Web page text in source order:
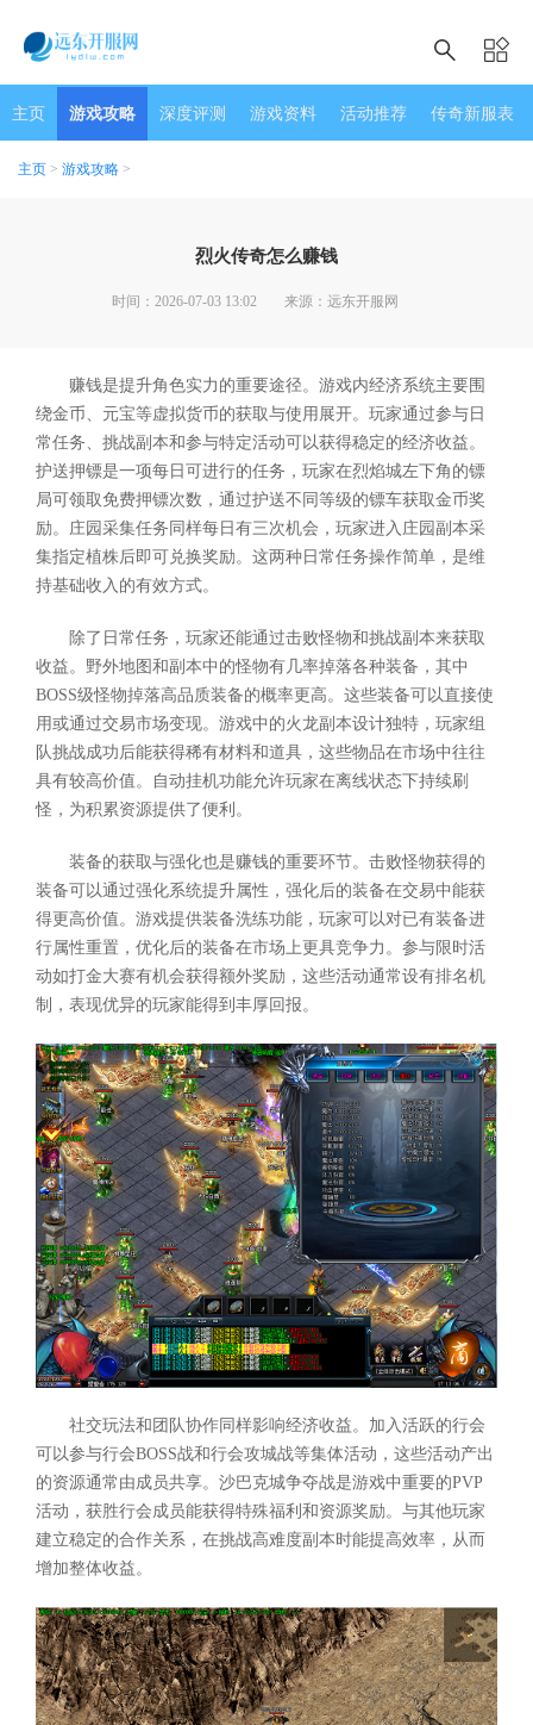
主页 游戏攻略 深度评测 游戏资料 活动推荐 传奇新服表
主页 > 游戏攻略 >
烈火传奇怎么赚钱
时间：2026-07-03 13:02 来源：远东开服网
赚钱是提升角色实力的重要途径。游戏内经济系统主要围
绕金币、元宝等虚拟货币的获取与使用展开。玩家通过参与日
常任务、挑战副本和参与特定活动可以获得稳定的经济收益。
护送押镖是一项每日可进行的任务，玩家在烈焰城左下角的镖
局可领取免费押镖次数，通过护送不同等级的镖车获取金币奖
励。庄园采集任务同样每日有三次机会，玩家进入庄园副本采
集指定植株后即可兑换奖励。这两种日常任务操作简单，是维
持基础收入的有效方式。
除了日常任务，玩家还能通过击败怪物和挑战副本来获取
收益。野外地图和副本中的怪物有几率掉落各种装备，其中
BOSS级怪物掉落高品质装备的概率更高。这些装备可以直接使
用或通过交易市场变现。游戏中的火龙副本设计独特，玩家组
队挑战成功后能获得稀有材料和道具，这些物品在市场中往往
具有较高价值。自动挂机功能允许玩家在离线状态下持续刷
怪，为积累资源提供了便利。
装备的获取与强化也是赚钱的重要环节。击败怪物获得的
装备可以通过强化系统提升属性，强化后的装备在交易中能获
得更高价值。游戏提供装备洗练功能，玩家可以对已有装备进
行属性重置，优化后的装备在市场上更具竞争力。参与限时活
动如打金大赛有机会获得额外奖励，这些活动通常设有排名机
制，表现优异的玩家能得到丰厚回报。
社交玩法和团队协作同样影响经济收益。加入活跃的行会
可以参与行会BOSS战和行会攻城战等集体活动，这些活动产出
的资源通常由成员共享。沙巴克城争夺战是游戏中重要的PVP
活动，获胜行会成员能获得特殊福利和资源奖励。与其他玩家
建立稳定的合作关系，在挑战高难度副本时能提高效率，从而
增加整体收益。